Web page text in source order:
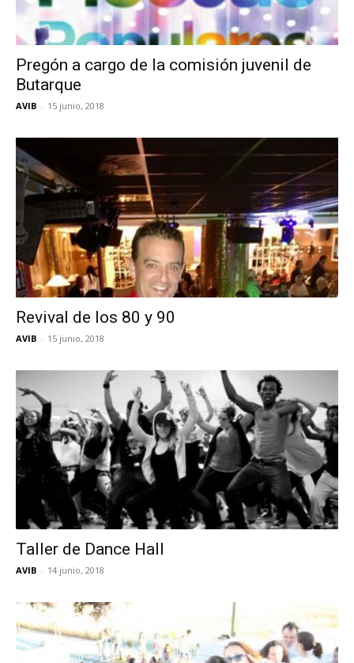
Pregón a cargo de la comisión juvenil de
Butarque
AVIB - 15 junio, 2018
Revival de los 80 y 90
AVIB - 15 junio, 2018
Taller de Dance Hall
AVIB - 14 junio, 2018